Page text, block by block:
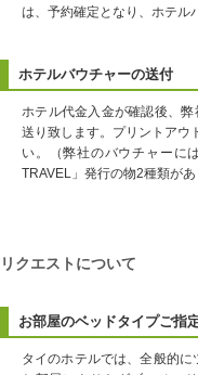
は、予約確定となり、ホテル
ホテルバウチャーの送付
ホテル代金入金が確認後、
送り致します。プリントアウ
い。（弊社のバウチャーに
TRAVEL」発行の物2種類があ
リクエストについて
お部屋のベッドタイプご指
タイのホテルでは、全般的